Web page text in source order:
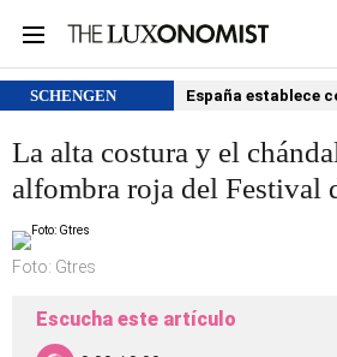
SCHENGEN España establece
La alta costura y el
alfombra roja del Festival
Foto: Gtres
Escucha este artículo